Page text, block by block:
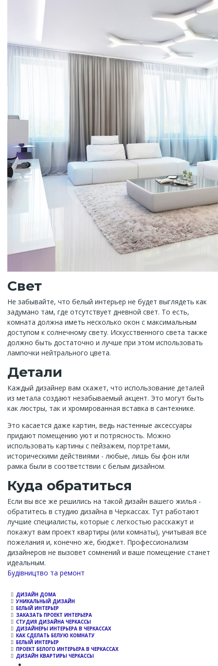
Свет
Не забывайте, что белый интерьер не будет выглядеть как
задумано там, где отсутствует дневной свет. То есть,
комната должна иметь несколько окон с максимальным
доступом к солнечному свету. Искусственного света также
должно быть достаточно и лучше при этом использовать
лампочки нейтрального цвета.
Детали
Каждый дизайнер вам скажет, что использование деталей
из метала создают незабываемый акцент. Это могут быть
как люстры, так и хромированная вставка в сантехнике.
Это касается даже картин, ведь настенные аксессуары
придают помещению уют и потрясность. Можно
использовать картины с пейзажем, портретами,
историческими действиями - любые, лишь бы фон или
рамка были в соответствии с белым дизайном.
Куда обратиться
Если вы все же решились на такой дизайн вашего жилья -
обратитесь в студию дизайна в Черкассах. Тут работают
лучшие специалисты, которые с легкостью расскажут и
покажут вам проект квартиры (или комнаты), учитывая все
пожелания и, конечно же, бюджет. Профессионализм
дизайнеров не вызовет сомнений и ваше помещение станет
идеальным.
Channel
Будівництво та ремонт
ДИЗАЙН ДОМА
УНИКАЛЬНЫЙ ДИЗАЙН
БЕЛЫЙ ИНТЕРЬЕР
ЗАКАЗАТЬ ПРОЕКТ ИНТЕРЬЕРА
СТУДИЯ ДИЗАЙНА ЧЕРКАССЫ
ДИЗАЙНЕРЫ ИНТЕРЬЕРА В ЧЕРКАССАХ
КАК СДЕЛАТЬ БЕЛУЮ КОМНАТУ
БЕЛЫЙ ИНТЕРЬЕР
ПРОЕКТ БЕЛОГО ИНТЕРЬЕРА В ЧЕРКАССАХ
ДИЗАЙН КВАРТИРЫ ЧЕРКАССЫ